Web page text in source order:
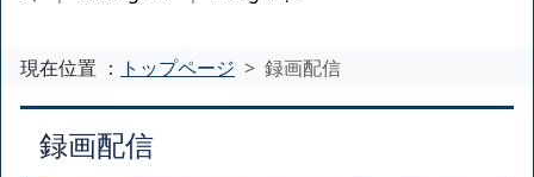
現在位置 ： トップページ 録画配信
録画配信